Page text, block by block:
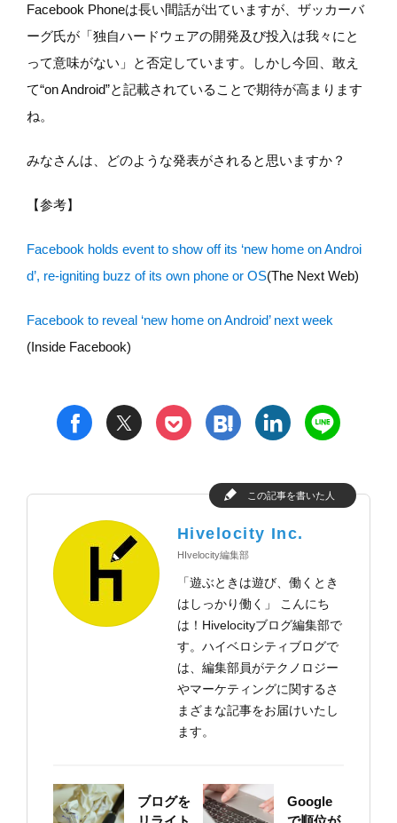
Facebook Phoneは長い間話が出ていますが、ザッカーバ
ーグ氏が「独自ハードウェアの開発及び投入は我々にと
って意味がない」と否定しています。しかし今回、敢え
て“on Android”と記載されていることで期待が高まります
ね。
みなさんは、どのような発表がされると思いますか？
【参考】
Facebook holds event to show off its ‘new home on Androi
d’, re-igniting buzz of its own phone or OS(The Next Web)
Facebook to reveal ‘new home on Android’ next week
(Inside Facebook)
f t p h l n
この記事を書いた人
Hivelocity Inc.
HIvelocity編集部
「遊ぶときは遊び、働くとき
はしっかり働く」 こんにち
は！Hivelocityブログ編集部で
す。ハイベロシティブログで
は、編集部員がテクノロジー
やマーケティングに関するさ
まざまな記事をお届けいたし
ます。
ブログを
Google